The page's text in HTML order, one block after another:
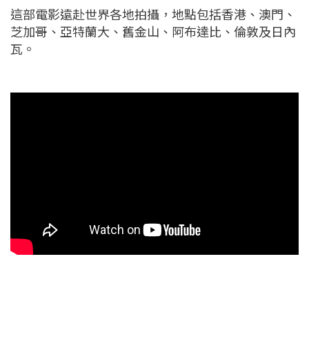
這部電影遠赴世界各地拍攝，地點包括香港、澳門、
芝加哥、亞特蘭大、舊金山、阿布達比、倫敦及日內
瓦。